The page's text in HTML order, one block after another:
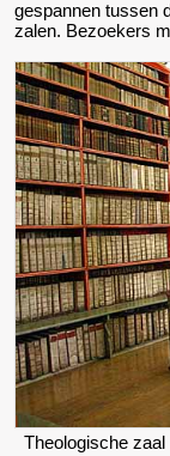
gespannen tussen
zalen. Bezoekers
Theologische zaal